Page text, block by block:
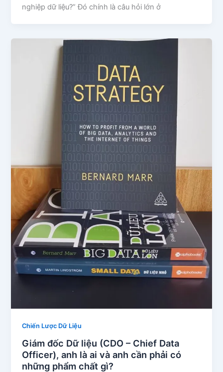
nghiệp dữ liệu?” Đó chính là câu hỏi lớn ở
Chiến Lược Dữ Liệu
Giám đốc Dữ liệu (CDO – Chief Data
Officer), anh là ai và anh cần phải có
những phẩm chất gì?